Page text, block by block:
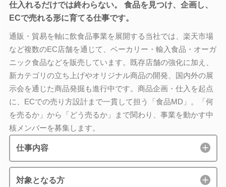
仕入れるだけでは終わらない。 食品を見つけ、企画し、
ECで売れる形に育てる仕事です。
通販・貿易を軸に飲食品事業を展開する当社では、楽天市場
など複数のEC店舗を通じて、ベーカリー・輸入食品・オーガ
ニック食品などを販売しています。既存店舗の強化に加え、
新カテゴリの立ち上げやオリジナル商品の開発、国内外の展
示会を通じた商品発掘も進行中です。商品企画・仕入を起点
に、ECでの売り方設計まで一貫して担う「食品MD」。「何
を売るか」から「どう売るか」まで関わり、事業を動かす中
核メンバーを募集します。
仕事内容
対象となる方